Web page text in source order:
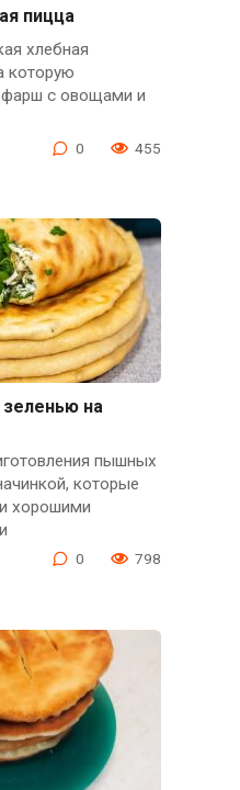
пицца
хлебная
которую
фарш с овощами и
0 455
на
пышных
которые
хорошими
0 798